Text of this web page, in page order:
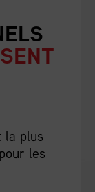
la plus
les